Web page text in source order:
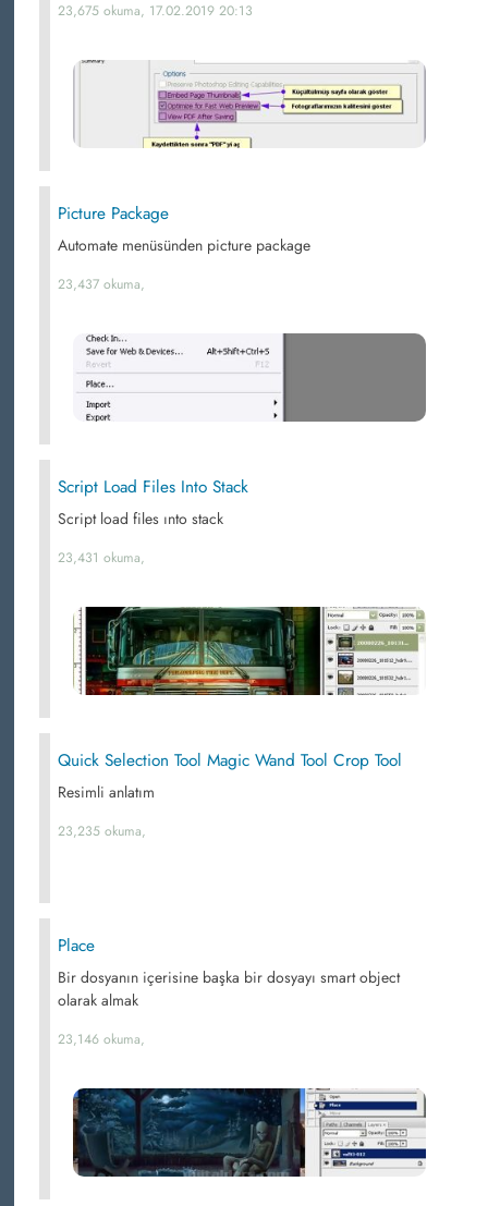
23,675 okuma, 17.02.2019 20:13
Picture Package
Automate menüsünden picture package
23,437 okuma,
Script Load Files Into Stack
Script load files ınto stack
23,431 okuma,
Quick Selection Tool Magic Wand Tool Crop Tool
Resimli anlatım
23,235 okuma,
Place
Bir dosyanın içerisine başka bir dosyayı smart object
olarak almak
23,146 okuma,